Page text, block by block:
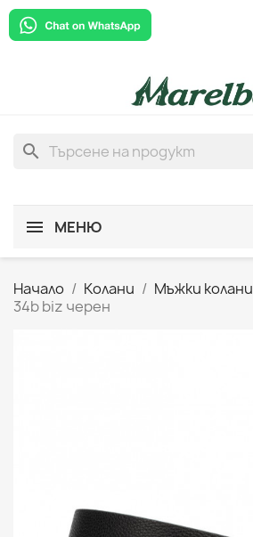
search
МЕНЮ
Начало Колани Мъжки колани
34b biz черен